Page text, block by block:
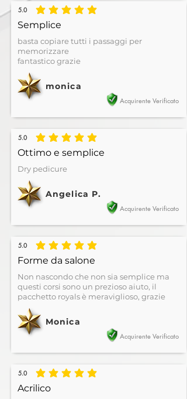
5.0
la valutazione media è 5 su 5
Semplice
basta copiare tutti i passaggi per
memorizzare
fantastico grazie
monica
Acquirente Verificato
5.0
la valutazione media è 5 su 5
Ottimo e semplice
Dry pedicure
Angelica P.
Acquirente Verificato
5.0
la valutazione media è 5 su 5
Forme da salone
Non nascondo che non sia semplice ma
questi corsi sono un prezioso aiuto, il
pacchetto royals è meraviglioso, grazie
Monica
Acquirente Verificato
5.0
la valutazione media è 5 su 5
Acrilico